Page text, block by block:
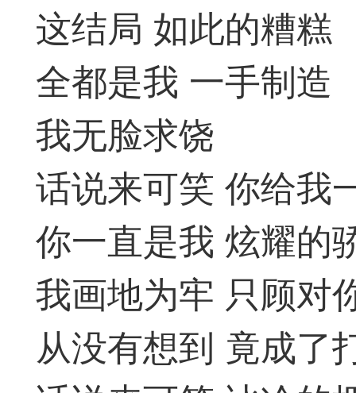
打谱平台的问题，也
时回复。2，强烈提
学习功能，必须在登
切记！3，扫二维码
（泓弈象棋）4
。5，弈易道苹果
器中(切记）点击链
密码的方法：如最后
广州市
这结局 如此的糟糕
全都是我 一手制造
我无脸求饶
话说来可笑 你给我
你一直是我 炫耀的
我画地为牢 只顾对
从没有想到 竟成了